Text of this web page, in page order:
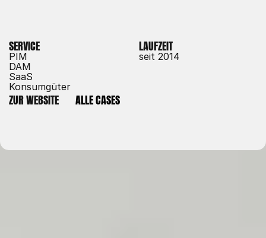
SERVICE
PIM
DAM
SaaS
Konsumgüter
LAUFZEIT
seit 2014
ZUR WEBSITE ALLE CASES